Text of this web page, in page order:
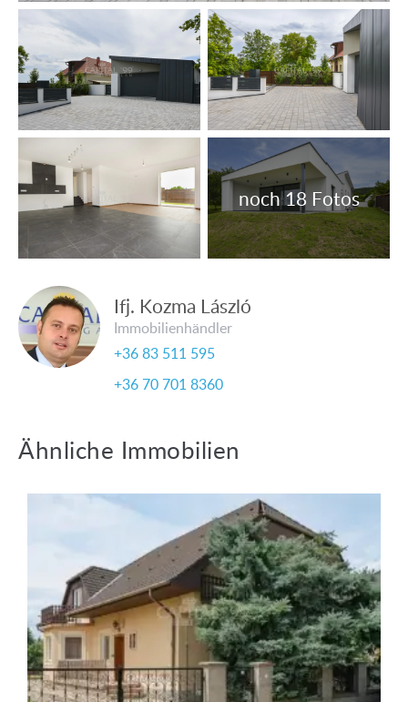
Ifj. Kozma László
Immobilienhändler
+36 83 511 595
+36 70 701 8360
Ähnliche Immobilien